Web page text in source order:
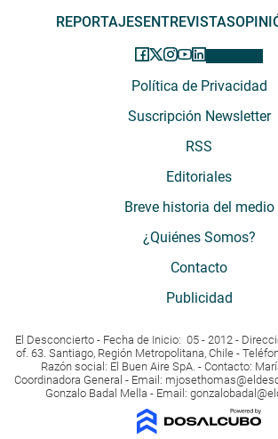
REPORTAJESENTREVISTAS
Política de Privacidad
Suscripción Newsletter
RSS
Editoriales
Breve historia del medio
¿Quiénes Somos?
Contacto
Publicidad
El Desconcierto - Fecha de Inicio: 05 - 2012 -
of. 63. Santiago, Región Metropolitana, Chile -
Razón social: El Buen Aire SpA. - Contacto:
Coordinadora General - Email:
Gonzalo Badal Mella - Email: